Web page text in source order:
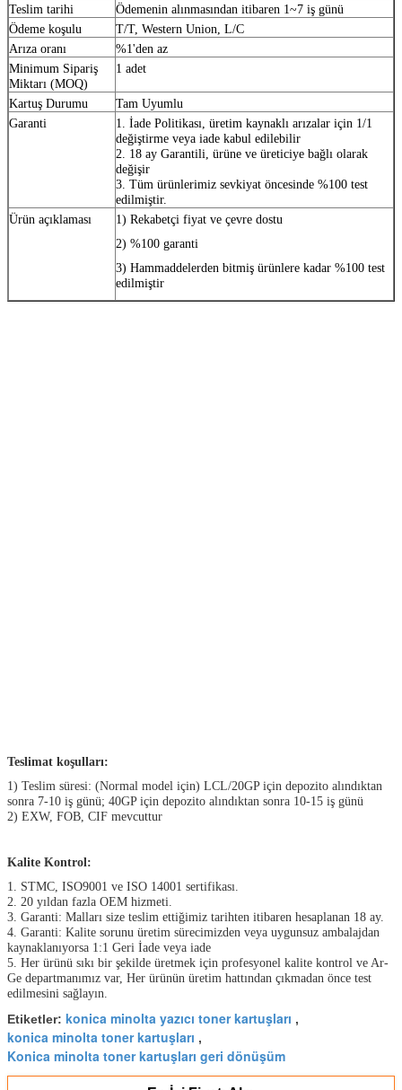
Teslim tarihi
Ödemenin alınmasından itibaren 1~7 iş günü
Ödeme koşulu
T/T, Western Union, L/C
Arıza oranı
%1'den az
Minimum Sipariş
Miktarı (MOQ)
1 adet
Kartuş Durumu
Tam Uyumlu
Garanti
1. İade Politikası, üretim kaynaklı arızalar için 1/1
değiştirme veya iade kabul edilebilir
2. 18 ay Garantili, ürüne ve üreticiye bağlı olarak
değişir
3. Tüm ürünlerimiz sevkiyat öncesinde %100 test
edilmiştir.
Ürün açıklaması
1) Rekabetçi fiyat ve çevre dostu
2) %100 garanti
3) Hammaddelerden bitmiş ürünlere kadar %100 test
edilmiştir
Teslimat koşulları:
1) Teslim süresi: (Normal model için) LCL/20GP için depozito alındıktan
sonra 7-10 iş günü; 40GP için depozito alındıktan sonra 10-15 iş günü
2) EXW, FOB, CIF mevcuttur
Kalite Kontrol:
1. STMC, ISO9001 ve ISO 14001 sertifikası.
2. 20 yıldan fazla OEM hizmeti.
3. Garanti: Malları size teslim ettiğimiz tarihten itibaren hesaplanan 18 ay.
4. Garanti: Kalite sorunu üretim sürecimizden veya uygunsuz ambalajdan
kaynaklanıyorsa 1:1 Geri İade veya iade
5. Her ürünü sıkı bir şekilde üretmek için profesyonel kalite kontrol ve Ar-
Ge departmanımız var, Her ürünün üretim hattından çıkmadan önce test
edilmesini sağlayın.
Etiketler: konica minolta yazıcı toner kartuşları ,
konica minolta toner kartuşları ,
Konica minolta toner kartuşları geri dönüşüm